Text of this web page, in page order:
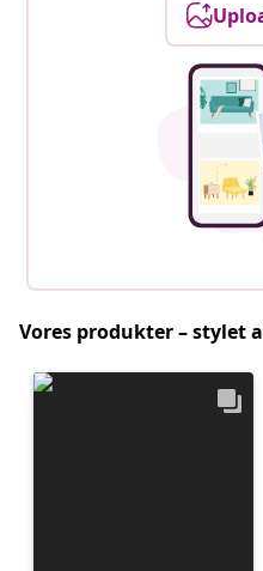
Vores produkter – stylet